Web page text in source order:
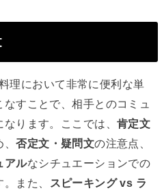
理において非常に便利な単
すことで、相手とのコミュ
ります。ここでは、 肯定文
、否定文・疑問文の注意点、
アルなシチュエーションでの
また、
スピーキング vs ラ